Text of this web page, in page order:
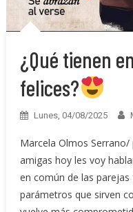
¿Qué tienen
felices?
Lunes, 04/08/2025
Marcela Olmos
amigas hoy les voy
en común de las
parámetros que sirven